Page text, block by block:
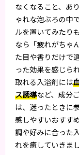
なくなること、あ
ゃれな泡ぶろの中
ルを置いてみたり
なら「疲れがちゃ
た目や香りだけで
った効果を感じら
取れる入浴剤には
ス誘導など、成分
は、迷ったときに
感しやすいおすす
調や好みに合った
れを癒していきまし